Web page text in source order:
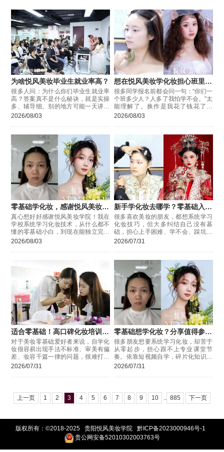
为啥悦风美妆毕业生就业率高？
很多人问：为什么你们毕业生就业率
高？答案真不是什么秘诀，就是实操
多、辅导细。别的地方可能一天讲两
小时理论，剩下时间全靠自己摸索，
2026/08/03
想在悦风美妆学化妆担心班里人
多学不会？
很多同学报名前都会问一句：“你们一
个班多少人？人多了我怕学不会。”太
能理解了。换作是我花了钱花了时
间，就怕上课挤在后排看不清老师演
2026/08/03
零基础学化妆，感谢悦风美妆让
我掌握好技术
真心想好好感谢悦风美妆学院！我在
学校系统学习化妆技术，从什么都不
懂的零基础小白，到现在能独立完成
完整妆造、会设计创意造型、审美全
2026/08/03
新手学化妆去哪学？零基础入门
美妆攻略
很多喜欢美妆的朋友，都想系统学习
化妆技巧，但大多纠结自己没有基
础，担心上手困难、学不会、踩坑。
挑选化妆培训机构，对于零基础学员
2026/07/31
适合零基础！高口碑化妆培训机
构盘点
对于美妆零基础爱好者来说，自学化
妆很容易出现手法不标准、审美有偏
差、妆容千篇一律的问题，很难打造
出精致适配的妆容。因此，系统的线
优选择，
2026/07/31
零基础想学化妆？分享值得参考
的美妆培训
很多朋友想要系统学习化妆，却苦于
从零起步，担心跟不上专业课堂节
奏。依靠短视频自学，碎片化知识点
很难串联起来，经常出现看得懂、上
技能，
2026/07/31
上一页 1 2 3 4 5 6 7 8 9 10 .. 885 下一页
版权所有：©2018-2025 贵阳悦风美妆学院 黔ICP备2023000946号-1
贵公网安备52010302003763号